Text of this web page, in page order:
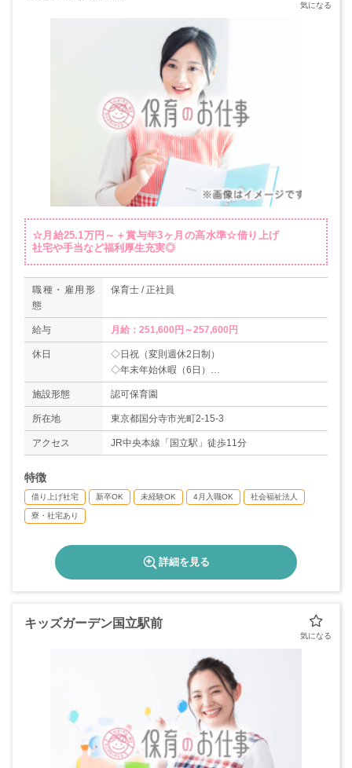
☆月給25.1万円～＋賞与年3ヶ月の高水準☆借り上げ
社宅や手当など福利厚生充実◎
職種・雇用形
態
保育士 / 正社員
給与 月給：251,600円～257,600円
休日
◇日祝（変則週休2日制）
◇年末年始休暇（6日）
◇リフレッシュ休暇（2日）
◇有給休暇
◇産前産後休暇あり
◇育児休暇あり
◇介護休暇
施設形態 認可保育園
所在地 東京都国分寺市光町2-15-3
アクセス JR中央本線「国立駅」徒歩11分
特徴
借り上げ社宅 新卒OK 未経験OK 4月入職OK 社会福祉法人
寮・社宅あり
詳細を見る
キッズガーデン国立駅前